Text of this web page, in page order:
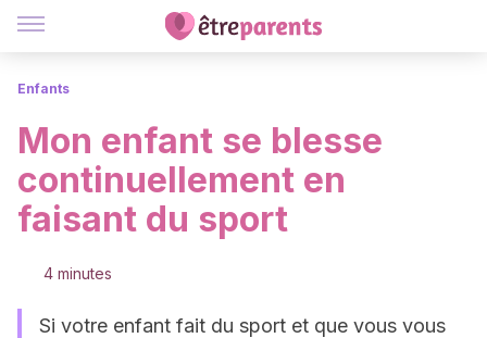
Enfants
Mon enfant se blesse
continuellement en
faisant du sport
4 minutes
Si votre enfant fait du sport et que vous vous